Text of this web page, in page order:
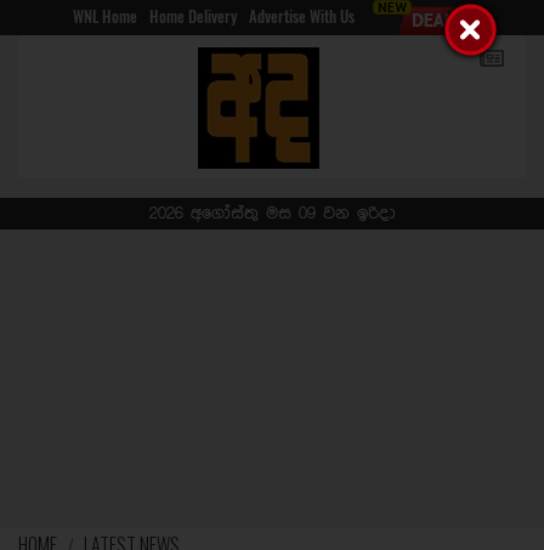
WNL Home Home Delivery Advertise With Us
2026 අගෝස්තු මස 09 වන ඉරිදා